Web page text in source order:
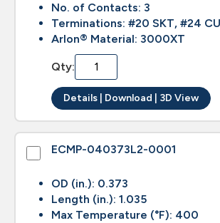
No. of Contacts: 3
Terminations: #20 SKT, #24
Arlon® Material: 3000XT
Qty:
Details | Download | 3D View
ECMP-040373L2-0001
OD (in.): 0.373
Length (in.): 1.035
Max Temperature (°F): 400